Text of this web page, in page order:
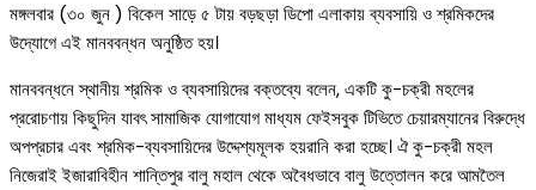
মঙ্গলবার (৩০ জুন ) বিকেল সাড়ে ৫ টায় বড়ছড়া ডিপো এলাকায় ব্যবসায়ি ও শ্রমিকদের
উদ্যোগে এই মানববন্ধন অনুষ্ঠিত হয়।
মানববন্ধনে স্থানীয় শ্রমিক ও ব্যবসায়িদের বক্তব্যে বলেন, একটি কু-চক্রী মহলের
প্ররোচণায় কিছুদিন যাবৎ সামাজিক যোগাযোগ মাধ্যম ফেইসবুক টিভিতে চেয়ারম্যানের বিরুদ্ধে
অপপ্রচার এবং শ্রমিক-ব্যবসায়িদের উদ্দেশ্যমূলক হয়রানি করা হচ্ছে। ঐ কু-চক্রী মহল
নিজেরাই ইজারাবিহীন শান্তিপুর বালু মহাল থেকে অবৈধভাবে বালু উত্তোলন করে আমতৈল